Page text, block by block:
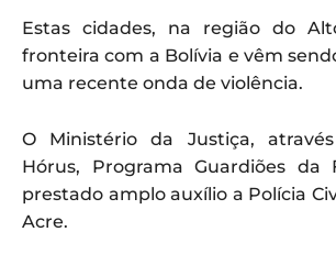
Estas cidades, na região do
fronteira com a Bolívia e vêm
uma recente onda de violência.
O Ministério da Justiça,
Hórus, Programa Guardiões da
prestado amplo auxílio a Polícia
Acre.